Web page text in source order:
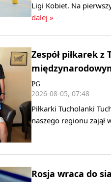
Ligi Kobiet. Na
dalej »
Zespół piłkarek
PG
2026-08-05, 07:48
Piłkarki Tucholanki
naszego regionu
Rosja wraca do